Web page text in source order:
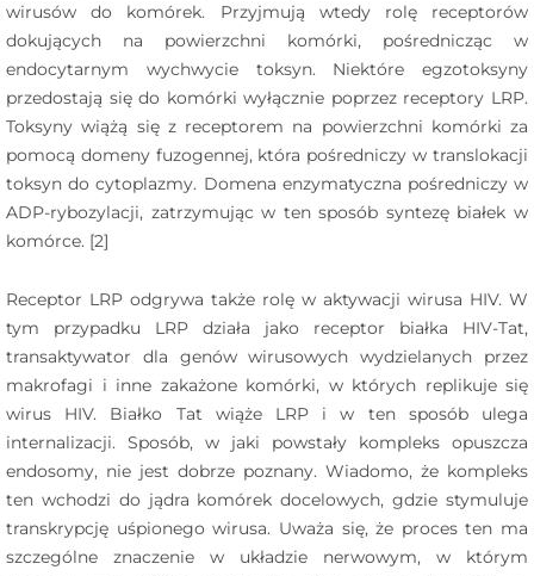
wirusów do komórek. Przyjmują wtedy rolę receptorów
dokujących na powierzchni komórki, pośrednicząc w
endocytarnym wychwycie toksyn. Niektóre egzotoksyny
przedostają się do komórki wyłącznie poprzez receptory LRP.
Toksyny wiążą się z receptorem na powierzchni komórki za
pomocą domeny fuzogennej, która pośredniczy w translokacji
toksyn do cytoplazmy. Domena enzymatyczna pośredniczy w
ADP-rybozylacji, zatrzymując w ten sposób syntezę białek w
komórce. [2]
Receptor LRP odgrywa także rolę w aktywacji wirusa HIV. W
tym przypadku LRP działa jako receptor białka HIV-Tat,
transaktywator dla genów wirusowych wydzielanych przez
makrofagi i inne zakażone komórki, w których replikuje się
wirus HIV. Białko Tat wiąże LRP i w ten sposób ulega
internalizacji. Sposób, w jaki powstały kompleks opuszcza
endosomy, nie jest dobrze poznany. Wiadomo, że kompleks
ten wchodzi do jądra komórek docelowych, gdzie stymuluje
transkrypcję uśpionego wirusa. Uważa się, że proces ten ma
szczególne znaczenie w układzie nerwowym, w którym